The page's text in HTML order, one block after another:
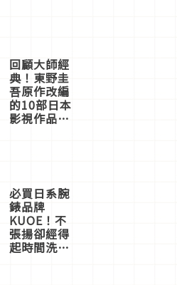
體驗
回顧大師經
典！東野圭
吾原作改編
的10部日本
影視作品推
必買日系腕
錶品牌
KUOE！不
張揚卻經得
起時間洗鍊